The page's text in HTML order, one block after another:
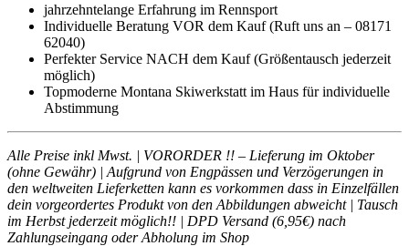
jahrzehntelange Erfahrung im Rennsport
Individuelle Beratung VOR dem Kauf (Ruft uns an – 08171
62040)
Perfekter Service NACH dem Kauf (Größentausch jederzeit
möglich)
Topmoderne Montana Skiwerkstatt im Haus für individuelle
Abstimmung
Alle Preise inkl Mwst. | VORORDER !! – Lieferung im Oktober
(ohne Gewähr) | Aufgrund von Engpässen und Verzögerungen in
den weltweiten Lieferketten kann es vorkommen dass in Einzelfällen
dein vorgeordertes Produkt von den Abbildungen abweicht | Tausch
im Herbst jederzeit möglich!! | DPD Versand (6,95€) nach
Zahlungseingang oder Abholung im Shop